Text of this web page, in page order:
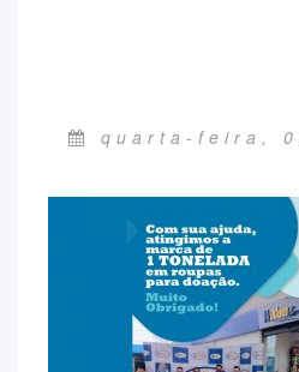
quarta-feira,